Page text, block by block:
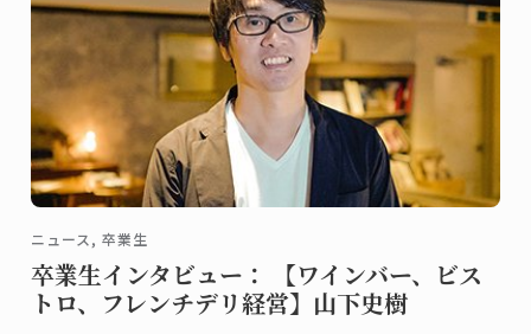
ニュース, 卒業生
卒業生インタビュー： 【ワインバー、ビス
トロ、フレンチデリ経営】山下史樹